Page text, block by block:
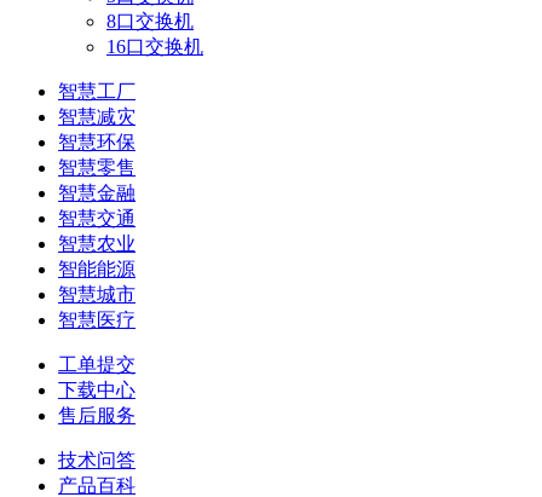
8口交换机
16口交换机
智慧工厂
智慧减灾
智慧环保
智慧零售
智慧金融
智慧交通
智慧农业
智能能源
智慧城市
智慧医疗
工单提交
下载中心
售后服务
技术问答
产品百科